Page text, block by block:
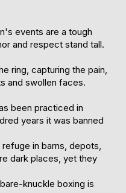
events are a tough
and respect stand tall.
ring, capturing the pain,
and swollen faces.
been practiced in
years it was banned
in barns, depots,
dark places, yet they
knuckle boxing is